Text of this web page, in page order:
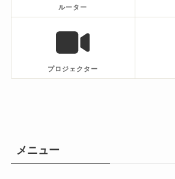
ルーター
プロジェクター
メニュー